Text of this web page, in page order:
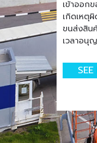
เข้าออก
เกิดเหตุ
ขนส่งสิน
เวลาอนุ